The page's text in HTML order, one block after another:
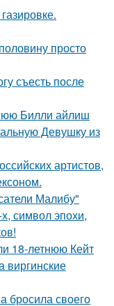
просто
съесть после
Билли айлиш
Девушку из
артистов,
Малибу"
символ эпохи,
18-летнюю Кейт
виргинские
бросила своего